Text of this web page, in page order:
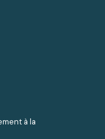
à la